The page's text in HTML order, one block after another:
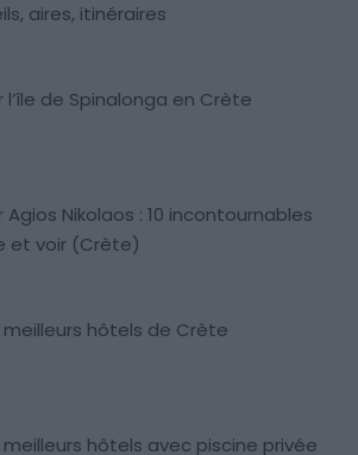
aires, itinéraires
l’île de Spinalonga en Crète
Agios Nikolaos : 10 incontournables
et voir (Crète)
meilleurs hôtels de Crète
meilleurs hôtels avec piscine privée